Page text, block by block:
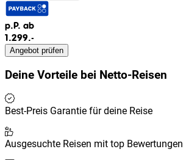
p.P. ab
1.299.-
Angebot prüfen
Deine Vorteile bei Netto-Reisen
Best-Preis Garantie für deine Reise
Ausgesuchte Reisen mit top Bewertungen